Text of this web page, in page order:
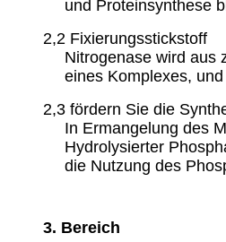
und Proteinsynthese
2,2 Fixierungsstickstoff
Nitrogenase wird aus
eines Komplexes,
2,3 fördern Sie die
In Ermangelung des
Hydrolysierter
die Nutzung des
3. Bereich